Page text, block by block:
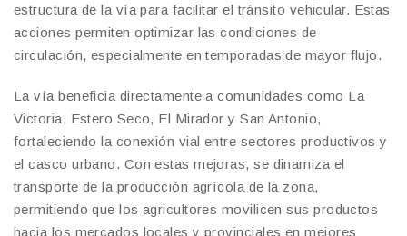
estructura de la vía para facilitar el tránsito vehicular. Estas
acciones permiten optimizar las condiciones de
circulación, especialmente en temporadas de mayor flujo.
La vía beneficia directamente a comunidades como La
Victoria, Estero Seco, El Mirador y San Antonio,
fortaleciendo la conexión vial entre sectores productivos y
el casco urbano. Con estas mejoras, se dinamiza el
transporte de la producción agrícola de la zona,
permitiendo que los agricultores movilicen sus productos
hacia los mercados locales y provinciales en mejores